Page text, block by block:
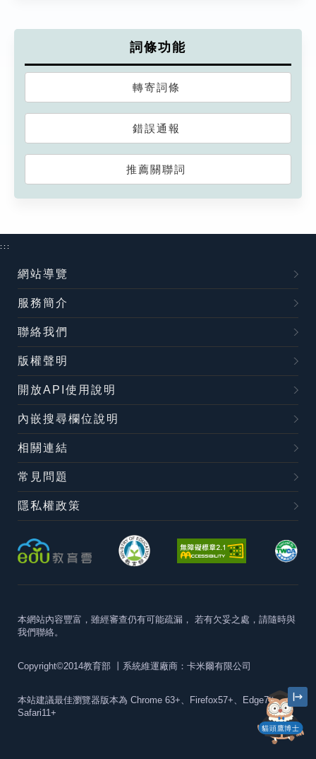
詞條功能
轉寄詞條
錯誤通報
推薦關聯詞
貓頭鷹博士
:::
網站導覽
服務簡介
聯絡我們
版權聲明
開放API使用說明
內嵌搜尋欄位說明
相關連結
常見問題
隱私權政策
本網站內容豐富，雖經審查仍有可能疏漏， 若有欠妥之處，請隨時與
我們聯絡。
Copyright©2014教育部 丨系統維運廠商：卡米爾有限公司
本站建議最佳瀏覽器版本為 Chrome 63+、Firefox57+、Edge79+及
Safari11+